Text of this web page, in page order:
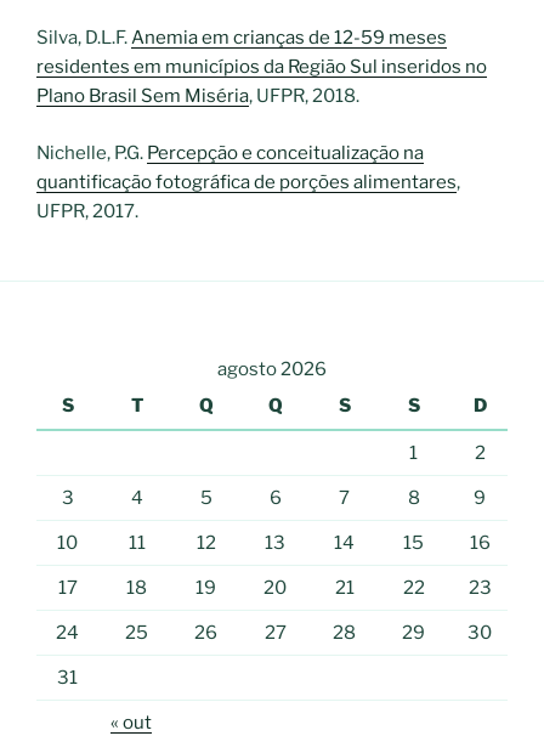
Silva, D.L.F.Anemia em crianças de 12-59 meses
residentes em municípios da Região Sul inseridos no
Plano Brasil Sem Miséria, UFPR, 2018.
Nichelle, P.G. Percepção e conceitualização na
quantificação fotográfica de porções alimentares,
UFPR, 2017.
agosto 2026
S
T Q Q S S D
1 2
3 4 5 6 7 8 9
10 11 12 13 14 15 16
17 18 19 20 21 22 23
24 25 26 27 28 29 30
31
« out